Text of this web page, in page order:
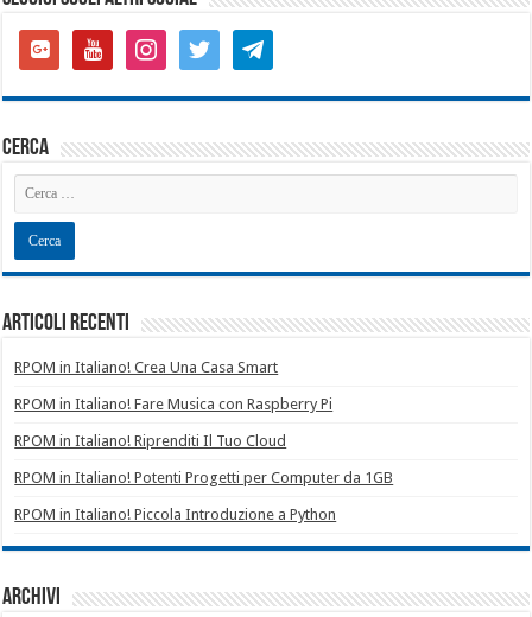
google-
plus-
youtube instagramtwitter telegram
cerca
Articoli recenti
RPOM in Italiano! Crea Una Casa Smart
RPOM in Italiano! Fare Musica con Raspberry Pi
RPOM in Italiano! Riprenditi Il Tuo Cloud
RPOM in Italiano! Potenti Progetti per Computer da 1GB
RPOM in Italiano! Piccola Introduzione a Python
Archivi